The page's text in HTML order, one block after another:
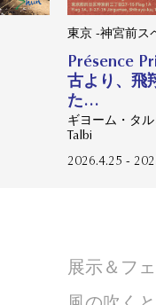
東京 -神宮前ス
Présence
古より、飛
た…
ギヨーム・タ
Talbi
2026.4.25 -
展示＆フ